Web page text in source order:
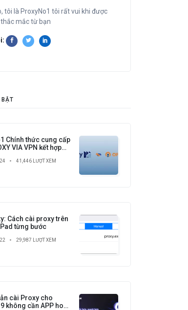
tôi là ProxyNo1 tôi rất vui khi được
mắc từ bạn
Chính thức cung cấp
VIA VPN kết hợp
41,446 LƯỢT XEM
Cách cài proxy trên
từng bước
29,987 LƯỢT XEM
cài Proxy cho
không cần APP hoặc